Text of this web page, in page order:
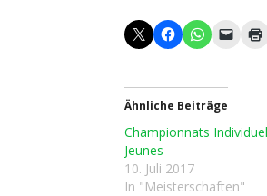
Ähnliche Beiträge
Championnats
Jeunes
10. Juli 2017
In "Meisterschaften"